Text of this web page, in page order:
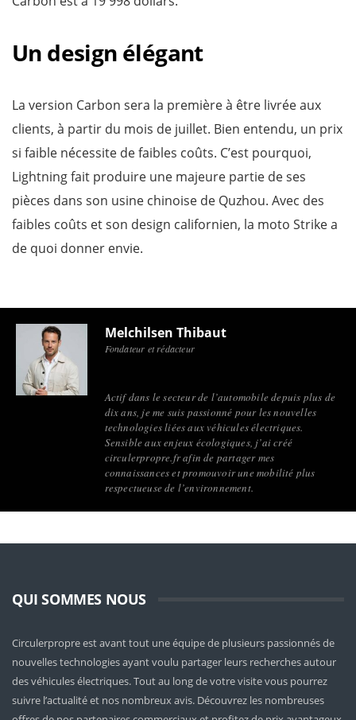
Un design élégant
La version Carbon sera la première à être livrée aux
clients, à partir du mois de juillet. Bien entendu, un prix
si faible nécessite de faibles coûts. C’est pourquoi,
Lightning fait produire une majeure partie de ses
pièces dans son usine chinoise de Quzhou. Avec des
faibles coûts et son design californien, la moto Strike a
de quoi donner envie.
Melchilsen Thibaut
Fondateur et rédacteur
Actif dans le secteur de l’automobile depuis plus de
dix ans, je me suis passionné pour les nouvelles
technologies liées aux véhicules électriques.
Sensible aux enjeux écologiques, j’ai créé
circulerpropre.fr afin de partager mes
connaissances et promouvoir une mobilité plus
respectueuse de l’environnement.
QUI SOMMES NOUS
Circulerpropre est avant tout une équipe de plusieurs passionnés de
nouvelles technologies ayant voulu partager leurs recherches autour
des véhicules électriques. Tout au long de votre visite vous pourrez
suivre l’actualité et nos nombreux avis. Découvrez les nombreuses